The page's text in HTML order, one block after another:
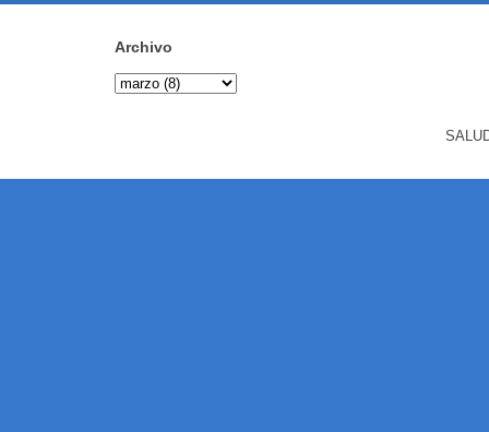
Archivo